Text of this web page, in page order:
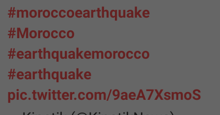
#moroccoearthquake
#Morocco
#earthquakemorocco
#earthquake
pic.twitter.com/9aeA7XsmoS